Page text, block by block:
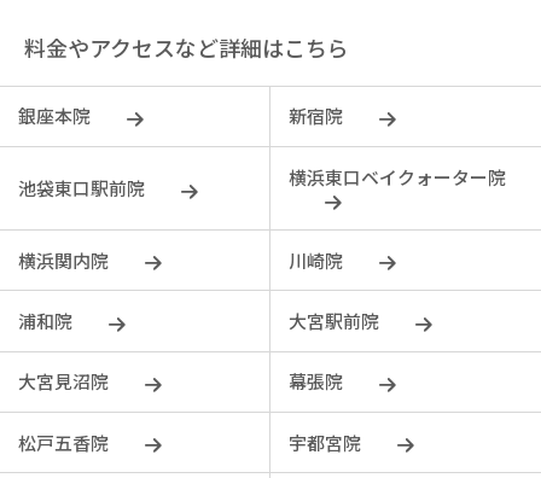
料金やアクセスなど詳細はこちら
銀座本院 新宿院
池袋東口駅前院 横浜東口ベイクォーター院
横浜関内院 川崎院
浦和院 大宮駅前院
大宮見沼院 幕張院
松戸五香院 宇都宮院